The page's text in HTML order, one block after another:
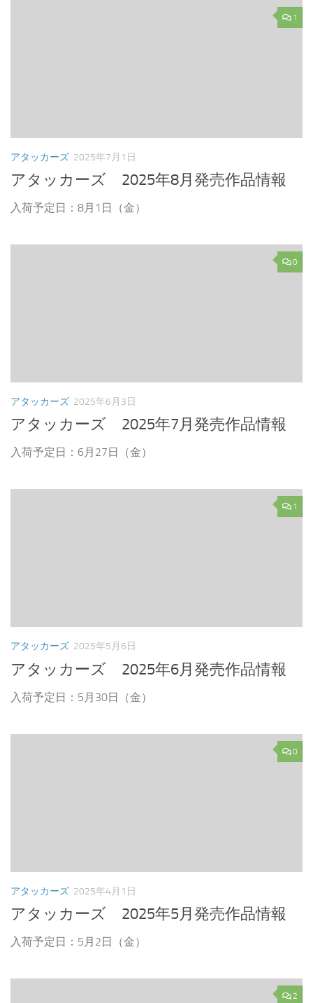
1
アタッカーズ 2025年7月1日
アタッカーズ 2025年8月発売作品情報
入荷予定日：8月1日（金）
0
アタッカーズ 2025年6月3日
アタッカーズ 2025年7月発売作品情報
入荷予定日：6月27日（金）
1
アタッカーズ 2025年5月6日
アタッカーズ 2025年6月発売作品情報
入荷予定日：5月30日（金）
0
アタッカーズ 2025年4月1日
アタッカーズ 2025年5月発売作品情報
入荷予定日：5月2日（金）
2